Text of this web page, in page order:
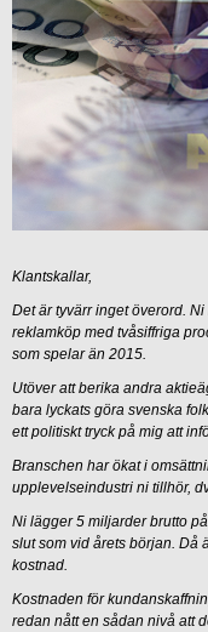
Klantskallar,
Det är tyvärr inget överord.
reklamköp med tvåsiffriga
som spelar än 2015.
Utöver att berika andra
bara lyckats göra svenska
ett politiskt tryck på mig att
Branschen har ökat i
upplevelseindustri ni tillhör,
Ni lägger 5 miljarder brutto
slut som vid årets början. Då
kostnad.
Kostnaden för
redan nått en sådan nivå att